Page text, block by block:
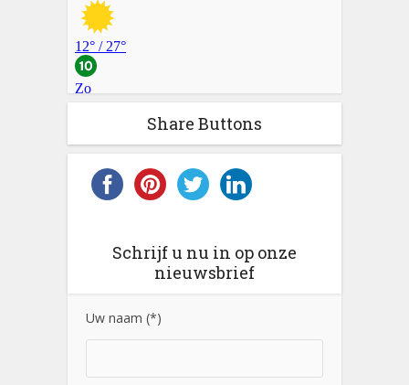
Share Buttons
Schrijf u nu in op onze
nieuwsbrief
Uw naam (*)